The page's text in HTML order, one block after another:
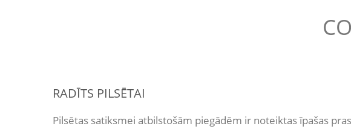
RADĪTS PILSĒTAI
Pilsētas satiksmei atbilstošām piegādēm ir noteiktas īpašas